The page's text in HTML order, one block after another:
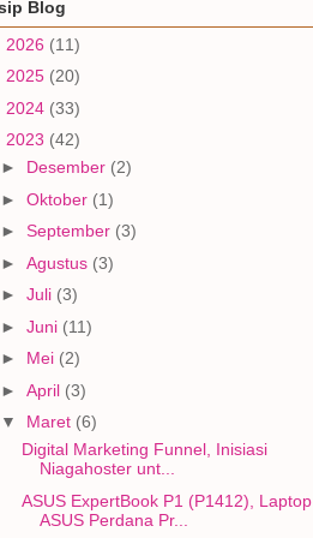
Blog
2026 (11)
2025 (20)
2024 (33)
2023 (42)
► Desember (2)
► Oktober (1)
► September (3)
► Agustus (3)
► Juli (3)
► Juni (11)
► Mei (2)
► April (3)
▼ Maret (6)
Digital Marketing Funnel, Inisiasi
Niagahoster unt...
ASUS ExpertBook P1 (P1412), Laptop
ASUS Perdana Pr...